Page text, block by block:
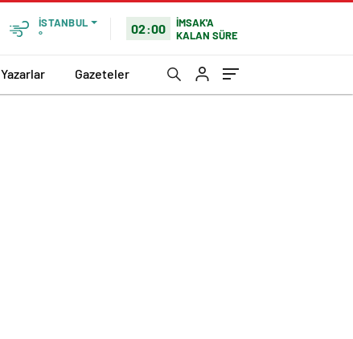
İSTANBUL
°
02:00
İMSAK'A
KALAN SÜRE
Yazarlar Gazeteler